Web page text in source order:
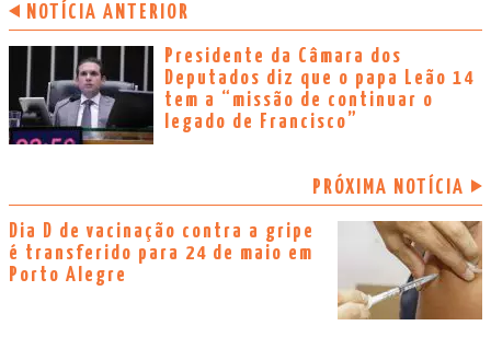
NOTÍCIA ANTERIOR
Presidente da Câmara dos
Deputados diz que o papa Leão 14
tem a “missão de continuar o
legado de Francisco”
PRÓXIMA NOTÍCIA
Dia D de vacinação contra a gripe
é transferido para 24 de maio em
Porto Alegre